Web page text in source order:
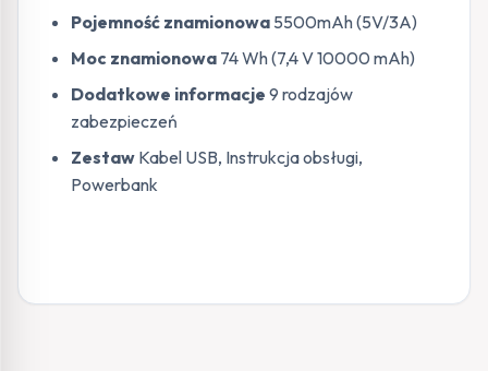
Pojemność znamionowa 5500mAh (5V/3A)
Moc znamionowa 74 Wh (7,4 V 10000 mAh)
Dodatkowe informacje 9 rodzajów
zabezpieczeń
Zestaw Kabel USB, Instrukcja obsługi,
Powerbank